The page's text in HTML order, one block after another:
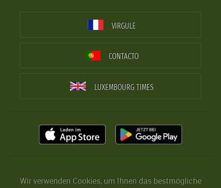
VIRGULE
CONTACTO
LUXEMBOURG TIMES
Wir verwenden Cookies, um Ihnen das bestmögliche